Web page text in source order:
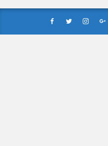
Powered by livedoor 相互RSS